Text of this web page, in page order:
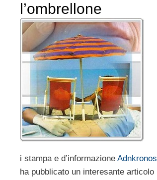
l’ombrellone
i stampa e d’informazione Adnkronos
ha pubblicato un interesante articolo